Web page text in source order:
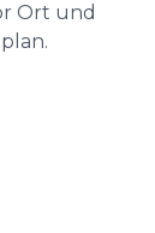
Ort und